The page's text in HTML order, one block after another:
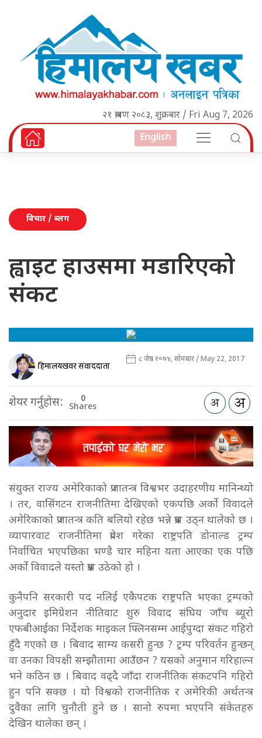
२१ श्रावण २०८३, शुक्रबार / Fri Aug 7, 2026
English
विचार / ब्लग
ह्वाइट हाउसमा मडारिएको
संकट
हिमालयखवर संवाददाता ८ जेष्ठ २०७४, सोमबार / May 22, 2017
शेयर गर्नुहोस: 0
Shares
संयुक्त राज्य अमेरिकाको प्रजातन्त्र विश्वभर उदाहरणीय मानिन्थ्यो
। तर, वासिंगटन राजनीतिमा देखिएको एकपछि अर्को विवादले
अमेरिकाको प्रजातन्त्र कति बलियो रहेछ भन्ने प्रश्न उठ्न थालेको छ ।
व्यापारवाट राजनीतिमा प्रवेश गरेका राष्ट्रपति डोनाल्ड ट्रम्प
निर्वाचित भएपछिका भण्डै चार महिना यता आएका एक पछि
अर्को विवादले यस्तो प्रश्न उठेको हो ।
कुनैपनि सरकारी पद नलिई एकैपटक राष्ट्रपति भएका ट्रम्पको
अनुदार इमिग्रेशन नीतिवाट शुरु विवाद संघिय जाँच ब्यूरो
एफबीआईका निर्देशक माइकल फ्लिनसम्म आईपुग्दा संकट गहिरो
हुँदै गएको छ । बिवाद साम्य कसरी हुन्छ ? ट्रम्प परिवर्तन हुन्छन्
वा उनका विपक्षी सम्झौतामा आउँछन ? यसको अनुमान गरिहाल्न
भने कठिन छ । बिवाद वढ्दै जाँदा राजनीतिक संकटपनि गहिरो
हुन पनि सक्छ । यो विश्वको राजनीतिक र अमेरिकी अर्थतन्त्र
दुवैका लागि चुनौती हुने छ । सानो रुपमा भएपनि संकेतहरु
देखिन थालेका छन् ।